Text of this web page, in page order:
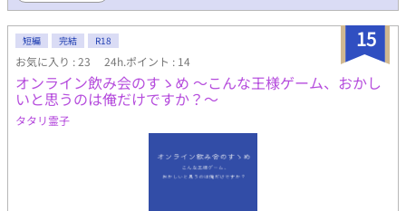
15
短編 完結 R18
お気に入り : 23 24h.ポイント : 14
オンライン飲み会のすゝめ 〜こんな王様ゲーム、おかし
いと思うのは俺だけですか？〜
タタリ霊子